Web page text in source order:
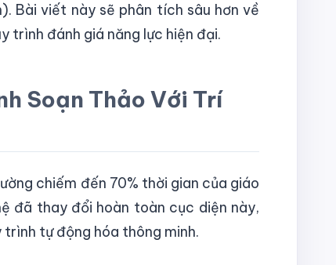
Bài viết này sẽ phân tích sâu hơn về
trình đánh giá năng lực hiện đại.
Soạn Thảo Với Trí
chiếm đến 70% thời gian của giáo
đã thay đổi hoàn toàn cục diện này,
tự động hóa thông minh.